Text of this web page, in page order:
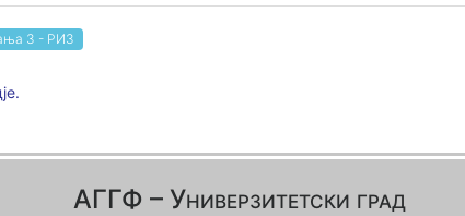
3 - РИ3
АГГФ – Универзитетски град